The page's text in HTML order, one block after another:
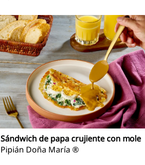
Sándwich de papa crujiente con mole
Pipián Doña María ®